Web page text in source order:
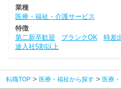
業種
医療・福祉・介護サービス
特徴
第二新卒歓迎
ブランクOK 時差
途入社5割以上
転職TOP 医療・福祉から探す 医療